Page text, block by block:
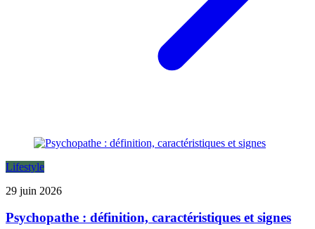
Lifestyle
29 juin 2026
Psychopathe : définition, caractéristiques et signes